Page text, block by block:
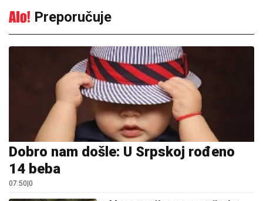
Preporučuje
Dobro nam došle: U Srpskoj rođeno
14 beba
07:50 0